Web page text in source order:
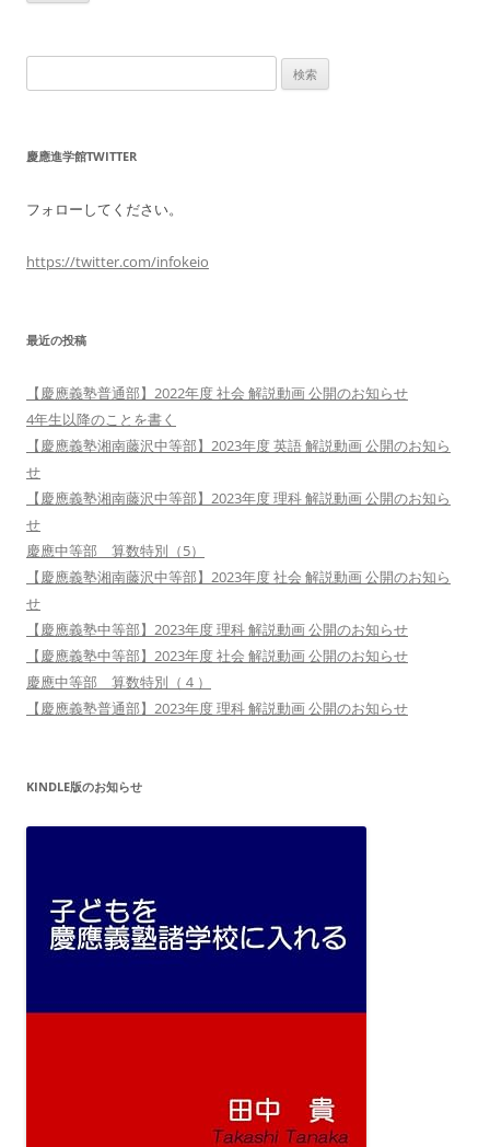
索:
慶應進学館TWITTER
フォローしてください。
https://twitter.com/infokeio
最近の投稿
【慶應義塾普通部】2022年度 社会 解説動画 公開のお知らせ
4年生以降のことを書く
【慶應義塾湘南藤沢中等部】2023年度 英語 解説動画 公開のお知ら
せ
【慶應義塾湘南藤沢中等部】2023年度 理科 解説動画 公開のお知ら
せ
慶應中等部 算数特別（5）
【慶應義塾湘南藤沢中等部】2023年度 社会 解説動画 公開のお知ら
せ
【慶應義塾中等部】2023年度 理科 解説動画 公開のお知らせ
【慶應義塾中等部】2023年度 社会 解説動画 公開のお知らせ
慶應中等部 算数特別（４）
【慶應義塾普通部】2023年度 理科 解説動画 公開のお知らせ
KINDLE版のお知らせ